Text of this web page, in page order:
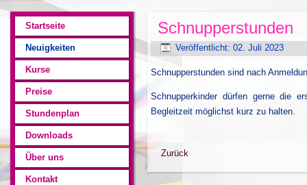
Startseite
Neuigkeiten
Kurse
Preise
Stundenplan
Downloads
Über uns
Kontakt
Schnupperstunden
Veröffentlicht: 02. Juli 2023
Schnupperstunden sind nach
Schnupperkinder dürfen gerne die
Begleitzeit möglichst kurz zu halten.
Zurück